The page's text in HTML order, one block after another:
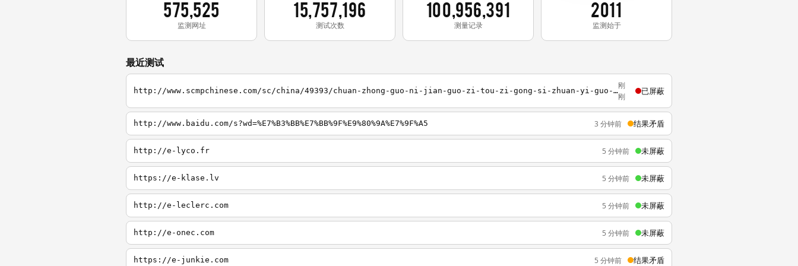
575,525
监测网址
15,757,196
测试次数
100,956,391
测量记录
2011
监测始于
最近测试
http://www.scmpchinese.com/sc/china/49393/chuan-zhong-guo-ni-jian-guo-zi-tou-zi-gong-si-zhuan-yi-guo-zi-wei-suo-chi-guo-qi-gu-fen
刚
刚
已屏蔽
http://www.baidu.com/s?wd=%E7%B3%BB%E7%BB%9F%E9%80%9A%E7%9F%A5 3 分钟前 结果矛盾
http://e-lyco.fr 5 分钟前 未屏蔽
https://e-klase.lv 5 分钟前 未屏蔽
http://e-leclerc.com 5 分钟前 未屏蔽
http://e-onec.com 5 分钟前 未屏蔽
https://e-junkie.com 5 分钟前 结果矛盾